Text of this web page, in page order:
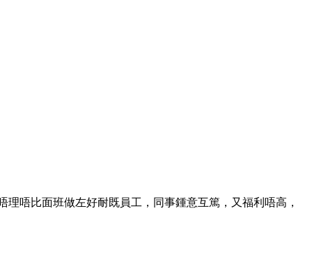
理唔比面班做左好耐既員工，同事鍾意互篤，又福利唔高，